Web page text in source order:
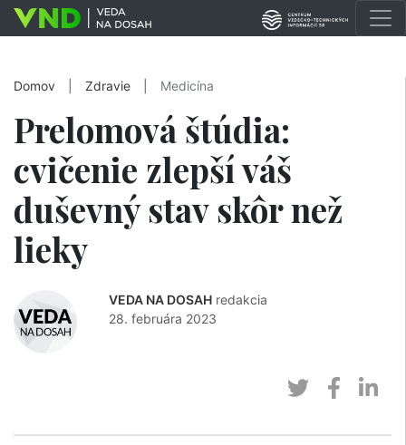
Domov Zdravie Medicína
Prelomová štúdia:
cvičenie zlepší váš
duševný stav skôr než
lieky
VEDA NA DOSAH redakcia
28. februára 2023